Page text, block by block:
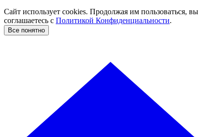
Сайт использует cookies. Продолжая им пользоваться, вы
соглашаетесь c Политикой Конфиденциальности.
Все понятно